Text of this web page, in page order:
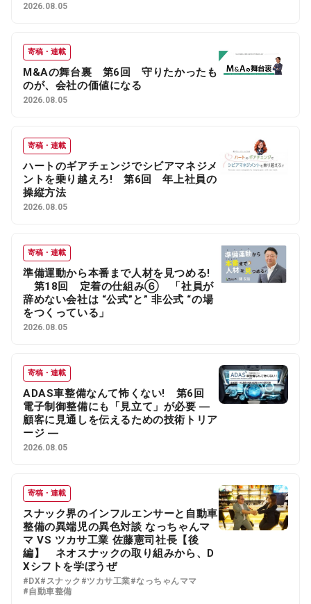
2026.08.05
寄稿・連載
M&Aの舞台裏 第6回 守りたかったも
のが、会社の価値になる
2026.08.05
寄稿・連載
ハートのギアチェンジでシビアマネジメ
ントを乗り越えろ! 第6回 年上社員の
操縦方法
2026.08.05
寄稿・連載
準備運動から本番まで人材を見つめる!
第18回 定着の仕組み⑥ 「社員が
辞めない会社は “公式”と” 非公式 “の場
をつくっている」
2026.08.05
寄稿・連載
ADAS車整備なんて怖くない! 第6回
電子制御整備にも「見立て」が必要 ―
顧客に見通しを伝えるための技術トリア
ージ ―
2026.08.05
寄稿・連載
スナック界のインフルエンサーと自動車
整備の異端児の異色対談 なっちゃんマ
マ VS ツカサ工業 佐藤憲司社長【後
編】 ネオスナックの取り組みから、D
Xシフトを学ぼうぜ
#DX#スナック #ツカサ工業#なっちゃんママ
#自動車整備